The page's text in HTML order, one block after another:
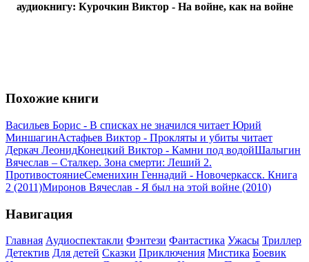
аудиокнигу: Курочкин Виктор - На войне, как на войне
Похожие книги
Васильев Борис - В списках не значился читает Юрий
МиншагинАстафьев Виктор - Прокляты и убиты читает
Деркач ЛеонидКонецкий Виктор - Камни под водойШалыгин
Вячеслав – Сталкер. Зона смерти: Леший 2.
ПротивостояниеСеменихин Геннадий - Новочеркасск. Книга
2 (2011)Миронов Вячеслав - Я был на этой войне (2010)
Навигация
Главная Аудиоспектакли Фэнтези Фантастика Ужасы Триллер
Детектив Для детей Сказки Приключения Мистика Боевик